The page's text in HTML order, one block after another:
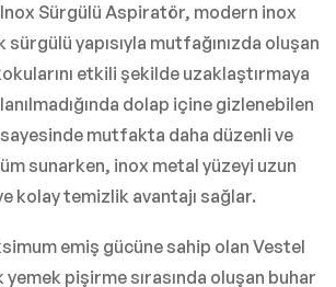
Inox Sürgülü Aspiratör, modern inox
sürgülü yapısıyla mutfağınızda oluşan
etkili şekilde uzaklaştırmaya
dolap içine gizlenebilen
mutfakta daha düzenli ve
sunarken, inox metal yüzeyi uzun
kolay temizlik avantajı sağlar.
emiş gücüne sahip olan Vestel
yemek pişirme sırasında oluşan buhar